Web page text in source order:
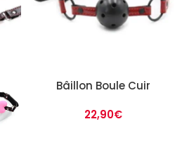
Bâillon Boule Cuir
22,90€